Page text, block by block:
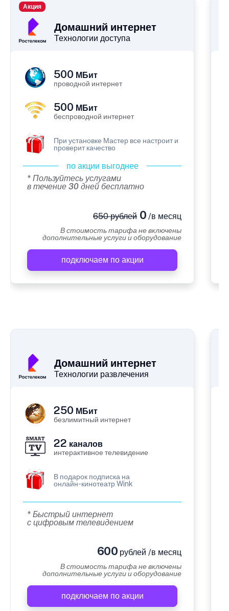
Домашний интернет
Технологии доступа
Акция
500 МБит
проводной интернет
500 МБит
беспроводной интернет
При установке Мастер все настроит и
проверит качество
по акции выгоднее
* Пользуйтесь услугами
в течение 30 дней бесплатно
650 рублей0 /в месяц
В стоимость тарифа не включены
дополнительные услуги и оборудование
подключаем по акции
Домашний интернет
Технологии развлечения
250 МБит
безлимитный интернет
22 каналов
интерактивное телевидение
В подарок подписка на
онлайн-кинотеатр Wink
* Быстрый интернет
с цифровым телевидением
600 рублей /в месяц
В стоимость тарифа не включены
дополнительные услуги и оборудование
подключаем по акции